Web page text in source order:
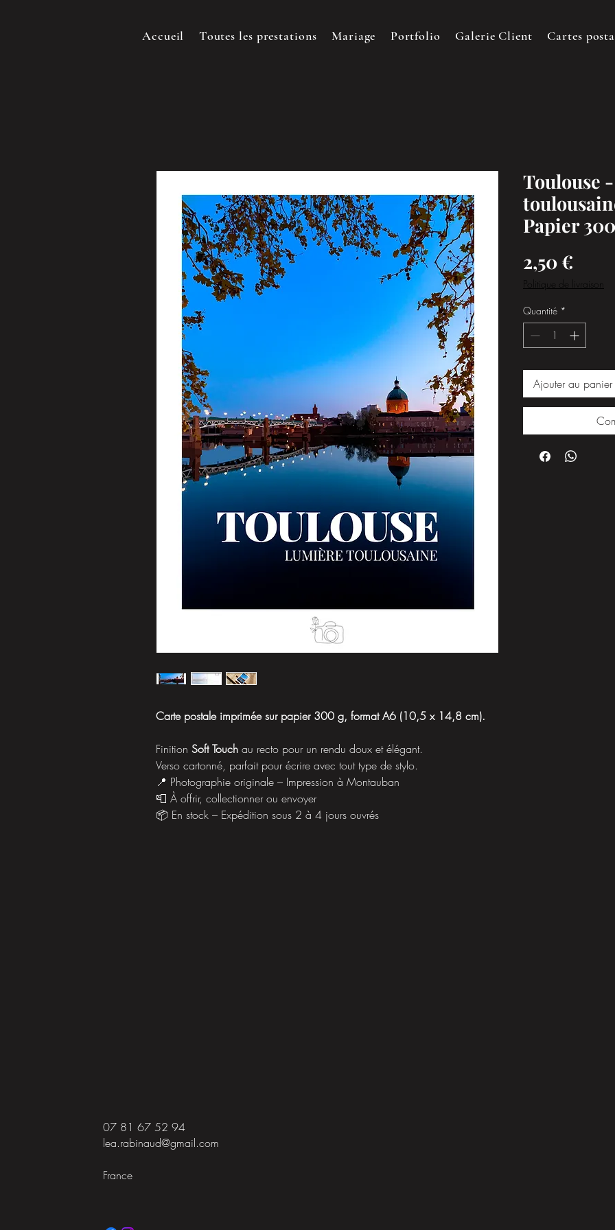
Accueil Toutes les prestations Mariage Portfolio Galerie Client Cartes
Carte postale imprimée sur papier 300 g, format A6 (10,5 x 14,8 cm).
Finition Soft Touch au recto pour un rendu doux et élégant.
Verso cartonné, parfait pour écrire avec tout type de stylo.
📍 Photographie originale – Impression à Montauban
📮 À offrir, collectionner ou envoyer
📦 En stock – Expédition sous 2 à 4 jours ouvrés
Toulouse
Papier
2,50 €
Politique de livraison
Quantité *
Ajouter au panier
07 81 67 52 94
lea.rabinaud@gmail.com
France